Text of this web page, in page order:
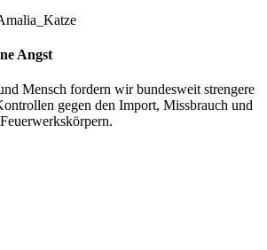
Angst
Mensch fordern wir bundesweit strengere
gegen den Import, Missbrauch und